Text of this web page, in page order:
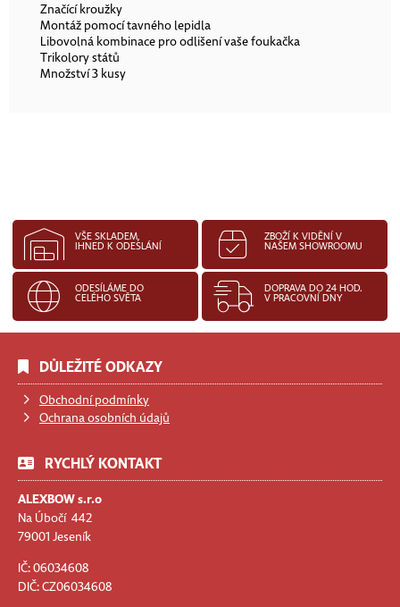
Značící kroužky
Montáž pomocí tavného lepidla
Libovolná kombinace pro odlišení vaše foukačka
Trikolory států
Množství 3 kusy
VŠE SKLADEM,
IHNED K ODESLÁNÍ
ZBOŽÍ K VIDĚNÍ V
NAŠEM SHOWROOMU
ODESÍLÁME DO
CELÉHO SVĚTA
DOPRAVA DO 24 HOD.
V PRACOVNÍ DNY
DŮLEŽITÉ ODKAZY
Obchodní podmínky
Ochrana osobních údajů
RYCHLÝ KONTAKT
ALEXBOW s.r.o
Na Úbočí 442
79001 Jeseník
IČ: 06034608
DIČ: CZ06034608